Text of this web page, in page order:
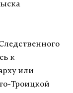
к
или
Троицкой